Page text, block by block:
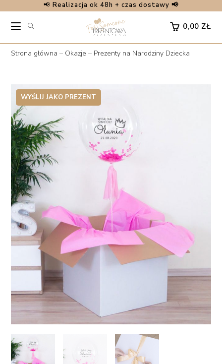
content
📢 Realizacja ok 48h + czas dostawy 📢
0,00 ZŁ
Strona główna – Okazje – Prezenty na Narodziny Dziecka
WYŚLIJ JAKO PREZENT